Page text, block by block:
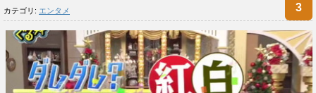
カテゴリ: エンタメ